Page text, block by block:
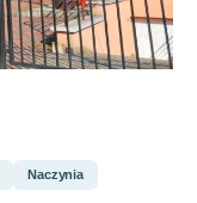
Naczynia